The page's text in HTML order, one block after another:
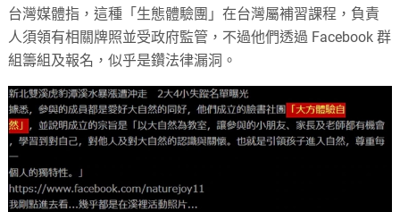
台灣媒體指，這種「生態體驗團」在台灣屬補習課程，負責
人須領有相關牌照並受政府監管，不過他們透過 Facebook 群
組籌組及報名，似乎是鑽法律漏洞。